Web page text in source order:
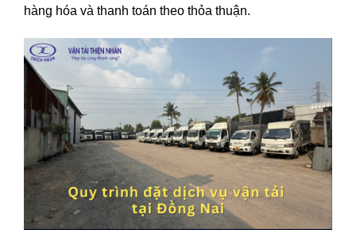
hàng hóa và thanh toán theo thỏa thuận.